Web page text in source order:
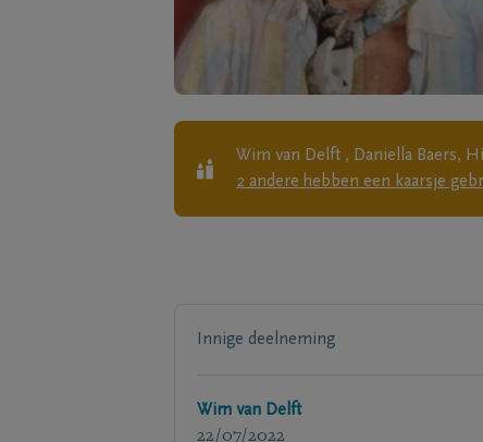
Wim van Delft , Daniella Baers,
2 andere hebben een kaarsje
Innige deelneming
Wim van Delft
22/07/2022